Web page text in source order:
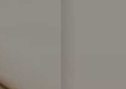
Palma
akkujen